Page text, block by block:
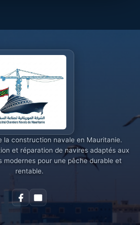
la construction navale en Mauritanie.
et réparation de navires adaptés aux
modernes pour une pêche durable et
rentable.